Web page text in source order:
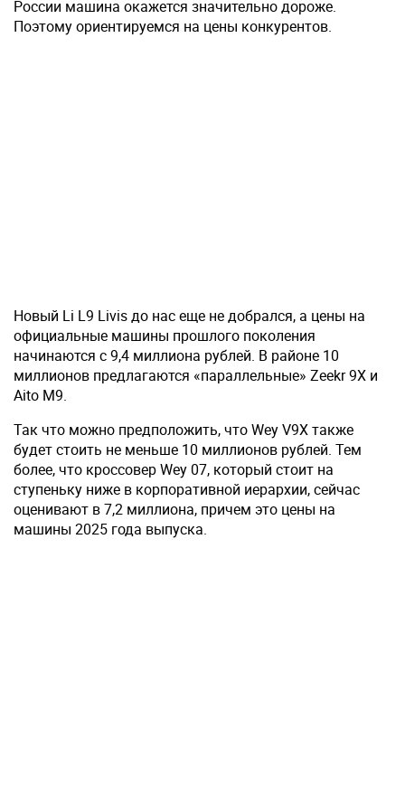
России машина окажется значительно дороже.
Поэтому ориентируемся на цены конкурентов.
Новый Li L9 Livis до нас еще не добрался, а цены на
официальные машины прошлого поколения
начинаются с 9,4 миллиона рублей. В районе 10
миллионов предлагаются «параллельные» Zeekr 9X и
Aito M9.
Так что можно предположить, что Wey V9X также
будет стоить не меньше 10 миллионов рублей. Тем
более, что кроссовер Wey 07, который стоит на
ступеньку ниже в корпоративной иерархии, сейчас
оценивают в 7,2 миллиона, причем это цены на
машины 2025 года выпуска.